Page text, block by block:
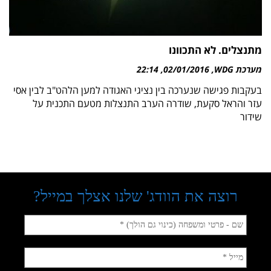
מתנצלים. לא התכוונו
מערכת WDG 02/01/2016
22:14
בעקבות פגישה שנערכה בין נציגי האגודה למען הלהט"ב לבין אסי
עזר והראל סקעת, שודרה הערב התנצלות מטעם התכנית על
שידור